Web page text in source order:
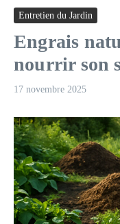
Entretien du Jardin
Engrais
nourrir son
17 novembre 2025